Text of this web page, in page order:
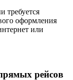
требуется
оформления
или
рейсов